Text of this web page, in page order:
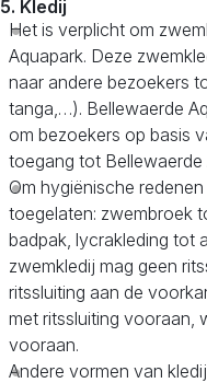
5. Kledij
Het is verplicht om
Aquapark. Deze
naar andere bezoekers
tanga,…). Bellewaerde
om bezoekers op basis
toegang tot
Om hygiënische
toegelaten: zwembroek
badpak, lycrakleding tot
zwemkledij mag geen
ritssluiting aan de
met ritssluiting vooraan,
vooraan.
Andere vormen van